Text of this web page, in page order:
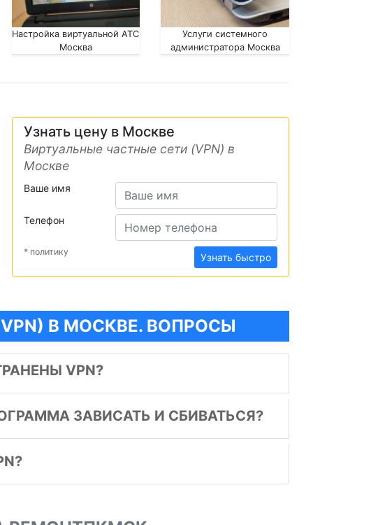
Настройка виртуальной АТС
Москва
Услуги системного
администратора Москва
Узнать цену в Москве
Виртуальные частные сети (VPN) в
Москве
Ваше имя
Телефон
* политику Узнать быстро
В МОСКВЕ. ВОПРОСЫ
VPN?
ЗАВИСАТЬ И СБИВАТЬСЯ?